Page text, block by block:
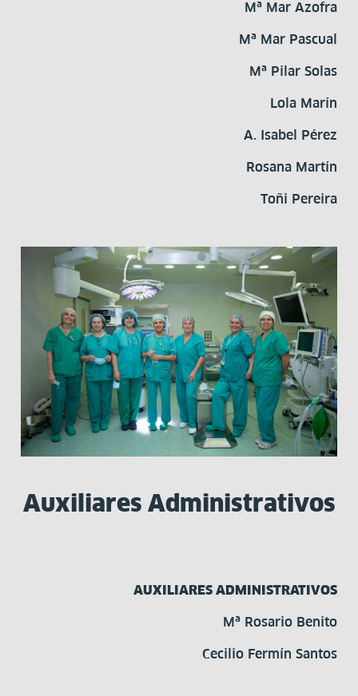
Mª Mar Azofra
Mª Mar Pascual
Mª Pilar Solas
Lola Marín
A. Isabel Pérez
Rosana Martín
Toñi Pereira
Auxiliares Administrativos
AUXILIARES ADMINISTRATIVOS
Mª Rosario Benito
Cecilio Fermín Santos